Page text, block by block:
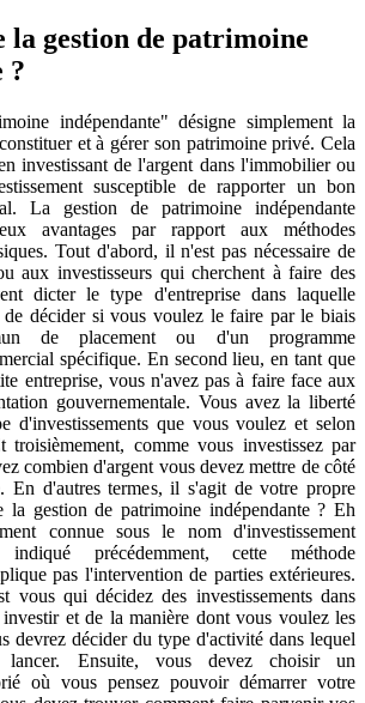
la gestion de patrimoine
?
indépendante" désigne simplement la
et à gérer son patrimoine privé. Cela
investissant de l'argent dans l'immobilier ou
susceptible de rapporter un bon
La gestion de patrimoine indépendante
avantages par rapport aux méthodes
Tout d'abord, il n'est pas nécessaire de
aux investisseurs qui cherchent à faire des
dicter le type d'entreprise dans laquelle
décider si vous voulez le faire par le biais
de placement ou d'un programme
spécifique. En second lieu, en tant que
entreprise, vous n'avez pas à faire face aux
gouvernementale. Vous avez la liberté
d'investissements que vous voulez et selon
troisièmement, comme vous investissez par
combien d'argent vous devez mettre de côté
En d'autres termes, il s'agit de votre propre
la gestion de patrimoine indépendante ? Eh
connue sous le nom d'investissement
indiqué précédemment, cette méthode
pas l'intervention de parties extérieures.
vous qui décidez des investissements dans
et de la manière dont vous voulez les
devrez décider du type d'activité dans lequel
Ensuite, vous devez choisir un
où vous pensez pouvoir démarrer votre